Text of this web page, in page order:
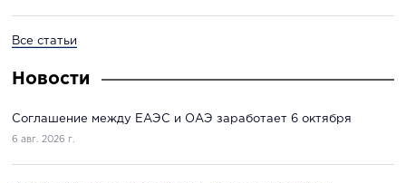
Все статьи
Новости
Соглашение между ЕАЭС и ОАЭ заработает 6 октября
6 авг. 2026 г.